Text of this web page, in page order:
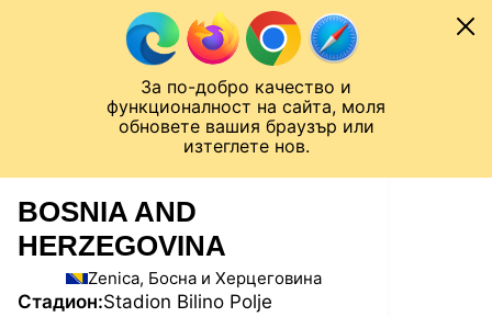
За по-добро качество и
функционалност на сайта, моля
обновете вашия браузър или
изтеглете нов.
Към съдържанието
Лига на Конференциите
СТАТИСТИКИ
BOSNIA AND
HERZEGOVINA
Zenica, Босна и Херцеговина
Стадион:Stadion Bilino Polje